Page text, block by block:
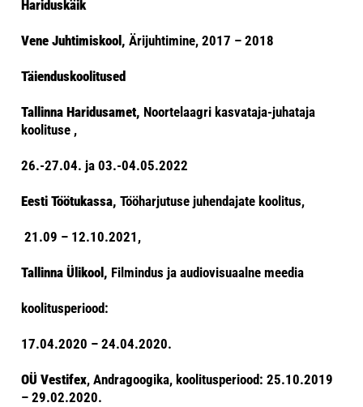
Hariduskäik
Vene Juhtimiskool, Ärijuhtimine, 2017 – 2018
Täienduskoolitused
Tallinna Haridusamet, Noortelaagri kasvataja-juhataja
koolituse ,
26.-27.04. ja 03.-04.05.2022
Eesti Töötukassa, Tööharjutuse juhendajate koolitus,
21.09 – 12.10.2021,
Tallinna Ülikool, Filmindus ja audiovisuaalne meedia
koolitusperiood:
17.04.2020 – 24.04.2020.
OÜ Vestifex, Andragoogika, koolitusperiood: 25.10.2019
– 29.02.2020.